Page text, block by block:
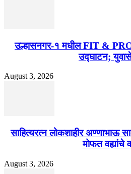
उल्हासनगर-१ मधील FIT &
उद्घाटन;
August 3, 2026
साहित्यरत्न लोकशाहीर अण्णाभाऊ साठे
मोफत वह्यांचे
August 3, 2026